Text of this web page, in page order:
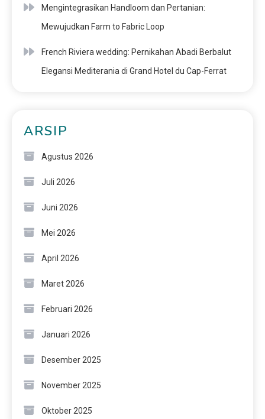
Mengintegrasikan Handloom dan Pertanian:
Mewujudkan Farm to Fabric Loop
French Riviera wedding: Pernikahan Abadi Berbalut
Elegansi Mediterania di Grand Hotel du Cap-Ferrat
ARSIP
Agustus 2026
Juli 2026
Juni 2026
Mei 2026
April 2026
Maret 2026
Februari 2026
Januari 2026
Desember 2025
November 2025
Oktober 2025